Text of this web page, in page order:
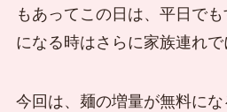
もあってこの日は、平日で
になる時はさらに家族連れで
今回は、麺の増量が無料にな